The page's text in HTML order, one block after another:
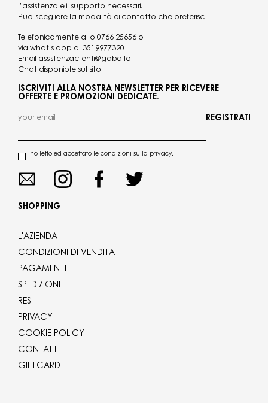
l’assistenza e il supporto necessari.
Puoi scegliere la modalità di contatto che preferisci:
Telefonicamente allo 0766 25656 o
via what's app al 3519977320
Email assistenzaclienti@gaballo.it
Chat disponibile sul sito
ISCRIVITI ALLA NOSTRA NEWSLETTER PER RICEVERE
OFFERTE E PROMOZIONI DEDICATE.
ho letto ed accettato le condizioni sulla privacy.
REGISTRATI
SHOPPING
L'AZIENDA
CONDIZIONI DI VENDITA
PAGAMENTI
SPEDIZIONE
RESI
PRIVACY
COOKIE POLICY
CONTATTI
GIFTCARD